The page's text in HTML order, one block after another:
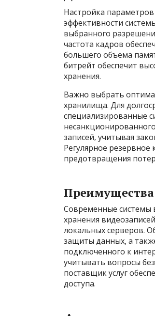
Настройка
эффективности
выбранного
частота кадров
большего объема
битрейт обеспечит
хранения.
Важно выбрать
хранилища. Для
специализированные
записей, учитывая
Регулярное резервное
предотвращения
Современные системы
хранения
локальных серверов.
защиты данных, а
подключенного к
учитывать вопросы
поставщик услуг
доступа.